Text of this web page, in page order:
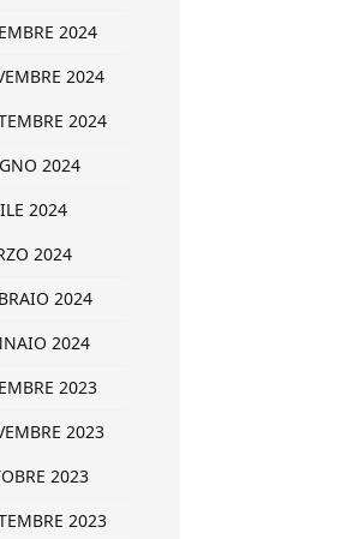
2024
2024
2024
2024
2024
2024
2024
2024
2023
2023
2023
2023